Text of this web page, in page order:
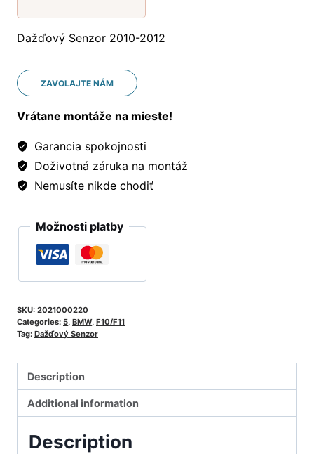
Dažďový Senzor 2010-2012
ZAVOLAJTE NÁM
Vrátane montáže na mieste!
Garancia spokojnosti
Doživotná záruka na montáž
Nemusíte nikde chodiť
Možnosti platby
SKU: 2021000220
Categories: 5 BMW, F10/F11
Tag: Dažďový Senzor
Description
Additional information
Description